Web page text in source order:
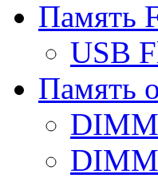
Память
USB
Память